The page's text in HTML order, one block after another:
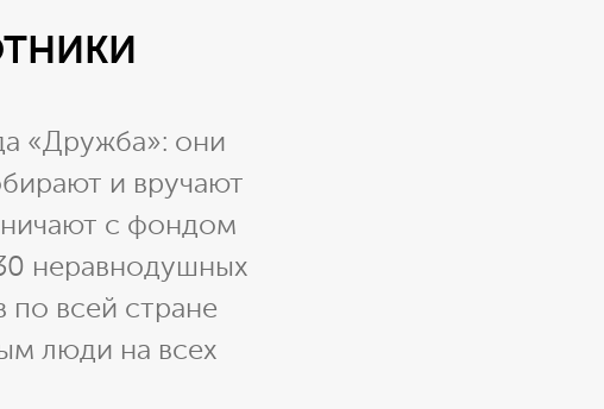
«Дружба»: они
и вручают
с фондом
неравнодушных
по всей стране
люди на всех